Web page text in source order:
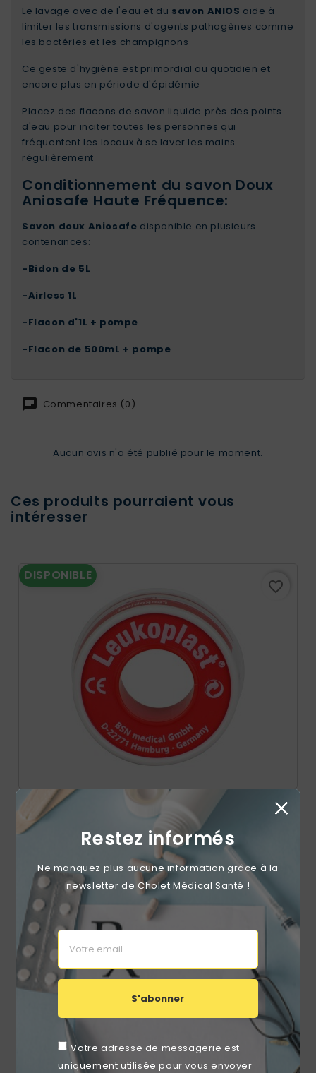
Restez informés
Ne manquez plus aucune information grâce à la
newsletter de Cholet Médical Santé !
S'abonner
Votre adresse de messagerie est
uniquement utilisée pour vous envoyer
Le lavage avec de l'eau et du savon ANIOS aide à
limiter les transmissions d'agents pathogènes comme
les bactéries et les champignons
Ce geste d'hygiène est primordial au quotidien et
encore plus en période d'épidémie
Placez des flacons de savon liquide près des points
d'eau pour inciter toutes les personnes qui
fréquentent les locaux à se laver les mains
régulièrement
Conditionnement du savon Doux
Aniosafe Haute Fréquence:
Savon doux Aniosafe disponible en plusieurs
contenances:
-Bidon de 5L
-Airless 1L
-Flacon d'1L + pompe
-Flacon de 500mL + pompe
Commentaires (0)
Aucun avis n'a été publié pour le moment.
Ces produits pourraient vous
intéresser
DISPONIBLE
favorite_border
Sparadrap Tissé Leukoplast S 1,25cmx5m Unité
Prix
1,19 €
DISPONIBLE
favorite_border